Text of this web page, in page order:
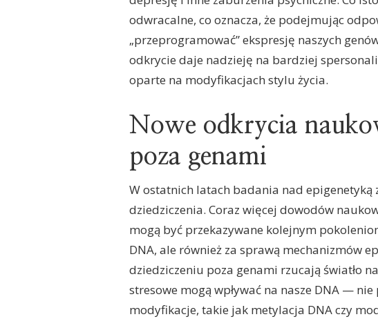
odwracalne, co oznacza, że podejmując
„przeprogramować” ekspresję naszych
odkrycie daje nadzieję na bardziej
oparte na modyfikacjach stylu życia.
Nowe odkrycia
poza genami
W ostatnich latach badania nad epigenetyką
dziedziczenia. Coraz więcej dowodów
mogą być przekazywane kolejnym
DNA, ale również za sprawą mechanizmów
dziedziczeniu poza genami rzucają światło
stresowe mogą wpływać na nasze DNA —
modyfikacje, takie jak metylacja DNA czy